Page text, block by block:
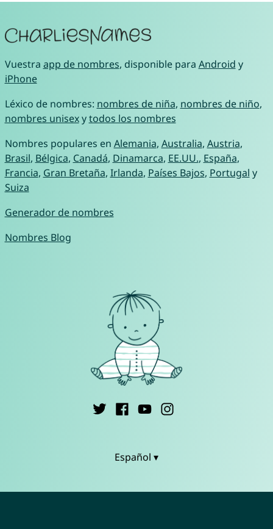
Vuestra app de nombres, disponible para Android y
iPhone
Léxico de nombres: nombres de niña, nombres de niño,
nombres unisexytodos los nombres
Nombres populares en Alemania, Australia, Austria,
Brasil, Bélgica, Canadá, Dinamarca, EE.UU., España,
Francia, Gran Bretaña, Irlanda, Países Bajos, Portugal y
Suiza
Generador de nombres
Nombres Blog
Español ▾